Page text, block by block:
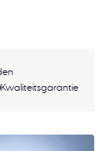
Kwaliteitsgarantie